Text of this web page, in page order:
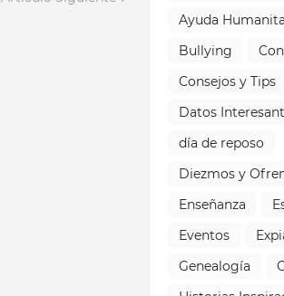
Ayuda
Bullying
Consejos y Tips
Datos
día de reposo
Diezmos y
Enseñanza
Eventos
Genealogía